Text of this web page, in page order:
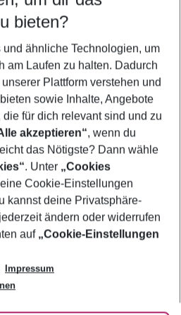
5-8 Nächte
anzeigen
bieten?
ähnliche Technologien, um
am Laufen zu halten. Dadurch
Plattform verstehen und
sowie Inhalte, Angebote
für dich relevant sind und zu
akzeptieren“, wenn du
das Nötigste? Dann wähle
. Unter „Cookies
Cookie-Einstellungen
kannst deine Privatsphäre-
ändern oder widerrufen
auf „Cookie-Einstellungen
Impressum